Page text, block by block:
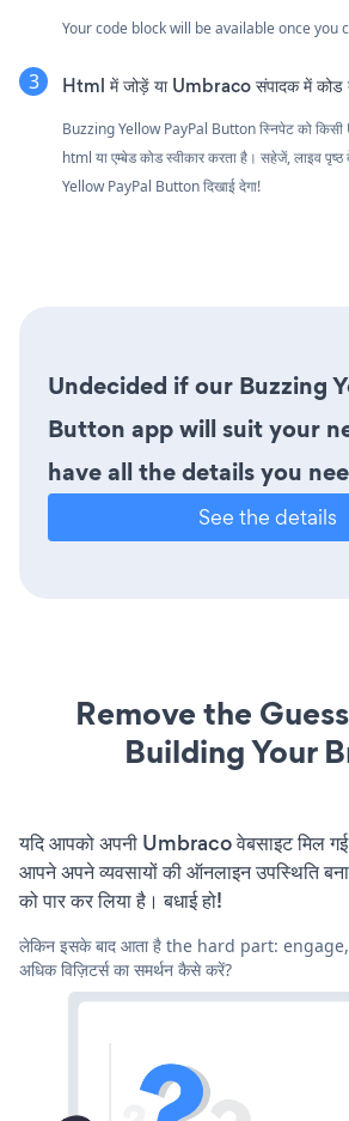
Your code block will be available once you
Html में जोड़ें या Umbraco संपादक में कोड
Buzzing Yellow PayPal Button स्निपेट को किसी
html या एम्बेड कोड स्वीकार करता है। सहेजें, लाइव
Yellow PayPal Button दिखाई देगा!
Undecided if our Buzzing
Button app will suit your
have all the details you
See the details
Remove the
Building Your
यदि आपको अपनी Umbraco वेबसाइट मिल
आपने अपने व्यवसायों की ऑनलाइन उपस्थिति
को पार कर लिया है। बधाई हो!
लेकिन इसके बाद आता है the hard part:
अधिक विज़िटर्स का समर्थन कैसे करें?